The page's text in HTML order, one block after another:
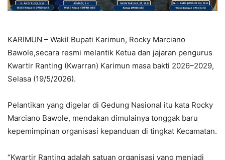
KARIMUN – Wakil Bupati Karimun, Rocky Marciano
Bawole,secara resmi melantik Ketua dan jajaran pengurus
Kwartir Ranting (Kwarran) Karimun masa bakti 2026–2029,
Selasa (19/5/2026).
Pelantikan yang digelar di Gedung Nasional itu kata Rocky
Marciano Bawole, mendakan dimulainya tonggak baru
kepemimpinan organisasi kepanduan di tingkat Kecamatan.
“Kwartir Ranting adalah satuan organisasi yang menjadi